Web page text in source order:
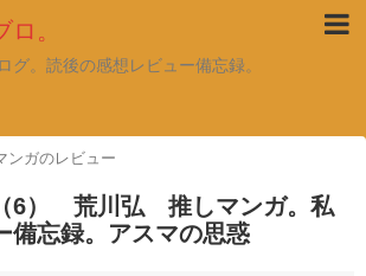
。
グ。読後の感想レビュー備忘録。
ンガのレビュー
6） 荒川弘 推しマンガ。私
備忘録。アスマの思惑